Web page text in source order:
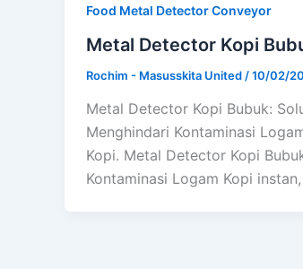
Food Metal Detector Conveyor
Metal Detector Kopi
Rochim - Masusskita United /10/02/
Metal Detector Kopi Bubuk:
Menghindari Kontaminasi
Kopi. Metal Detector Kopi
Kontaminasi Logam Kopi